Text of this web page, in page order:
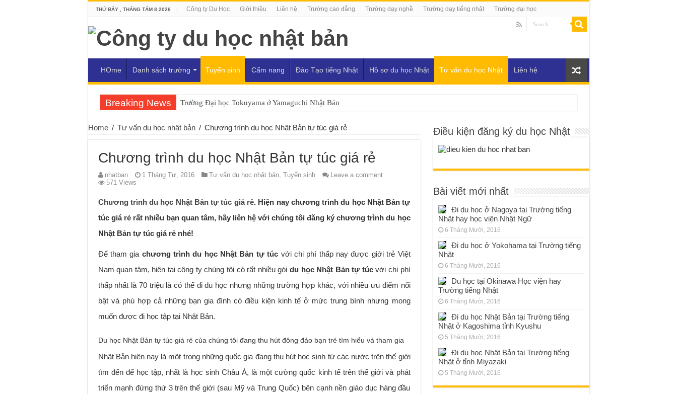
THỨ BẢY , THÁNG TÁM 8 2026 Công ty Du Học Giới thiệu Liên hệ Trường cao đẳng Trường dạy nghề Trường dạy tiếng nhật Trường đại học
HOme Danh sách trường Tuyển sinh Cẩm nang Đào Tạo tiếng Nhật Hồ sơ du học Nhật Tư vấn du học Nhật Liên hệ
Breaking News Trường Đại học Tokuyama ở Yamaguchi Nhật Bản
Home / Tư vấn du học nhật bản / Chương trình du học Nhật Bản tự túc giá rẻ
Chương trình du học Nhật Bản tự túc giá rẻ
nhatban 1 Tháng Tư, 2016 Tư vấn du học nhật bản, Tuyển sinh
Leave a comment
571 Views
Chương trình du học Nhật Bản tự túc giá rẻ. Hiện nay chương trình du học Nhật Bản tự
túc giá rẻ rất nhiều bạn quan tâm, hãy liên hệ với chúng tôi đăng ký chương trình du học
Nhật Bản tự túc giá rẻ nhé!
Để tham gia chương trình du học Nhật Bản tự túc với chi phí thấp nay được giới trẻ Việt
Nam quan tâm, hiện tại công ty chúng tôi có rất nhiều gói du học Nhật Bản tự túcvới chi phí
thấp nhất là 70 triệu là có thể đi du học nhưng những trường hợp khác, với nhiều ưu điểm nổi
bật và phù hợp cả những bạn gia đình có điều kiện kinh tế ở mức trung bình nhưng mong
muốn được đi học tập tại Nhật Bản.
Du học Nhật Bản tự túc giá rẻ của chúng tôi đang thu hút đông đảo bạn trẻ tìm hiểu và tham gia
Nhật Bản hiện nay là một trong những quốc gia đang thu hút học sinh từ các nước trên thế giới
tìm đến để học tập, nhất là học sinh Châu Á, là một cường quốc kinh tế trên thế giới và phát
triển mạnh đứng thứ 3 trên thế giới (sau Mỹ và Trung Quốc) bên cạnh nền giáo dục hàng đầu
Điều kiện đăng ký du học Nhật
Bài viết mới nhất
Đi du học ở Nagoya tại Trường tiếng
Nhật hay học viện Nhật Ngữ
6 Tháng Mười, 2016
Đi du học ở Yokohama tại Trường tiếng
Nhật
6 Tháng Mười, 2016
Du học tại Okinawa Học viện hay
Trường tiếng Nhật
6 Tháng Mười, 2016
Đi du học Nhật Bản tại Trường tiếng
Nhật ở Kagoshima tỉnh Kyushu
5 Tháng Mười, 2016
Đi du học Nhật Bản tại Trường tiếng
Nhật ở tỉnh Miyazaki
5 Tháng Mười, 2016